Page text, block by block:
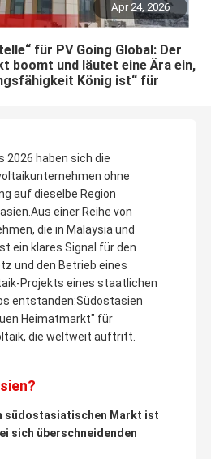
Apr 24, 2026
für PV Going Global: Der
boomt und läutet eine Ära ein,
König ist“ für
2026 haben sich die
ohne
auf dieselbe Region
einer Reihe von
die in Malaysia und
ein klares Signal für den
und den Betrieb eines
Projekts eines staatlichen
entstanden:Südostasien
Heimatmarkt" für
die weltweit auftritt.
südostasiatischen Markt ist
sich überschneidenden